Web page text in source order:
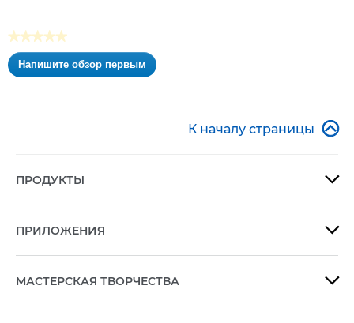
★★★★★
Нет
оценки
Напишите обзор первым
.
диалогового
К началу страницы 
ПРОДУКТЫ 
ПРИЛОЖЕНИЯ 
МАСТЕРСКАЯ ТВОРЧЕСТВА 